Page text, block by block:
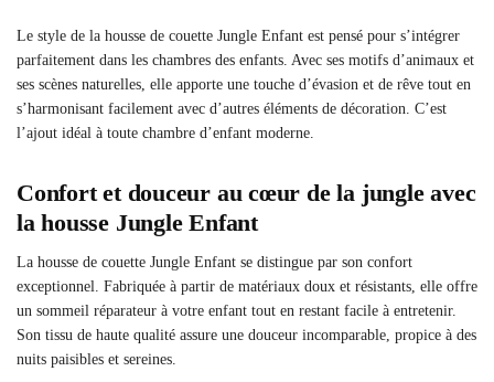
Le style de la housse de couette Jungle Enfant est pensé pour s’intégrer
parfaitement dans les chambres des enfants. Avec ses motifs d’animaux et
ses scènes naturelles, elle apporte une touche d’évasion et de rêve tout en
s’harmonisant facilement avec d’autres éléments de décoration. C’est
l’ajout idéal à toute chambre d’enfant moderne.
Confort et douceur au cœur de la jungle avec
la housse Jungle Enfant
La housse de couette Jungle Enfant se distingue par son confort
exceptionnel. Fabriquée à partir de matériaux doux et résistants, elle offre
un sommeil réparateur à votre enfant tout en restant facile à entretenir.
Son tissu de haute qualité assure une douceur incomparable, propice à des
nuits paisibles et sereines.